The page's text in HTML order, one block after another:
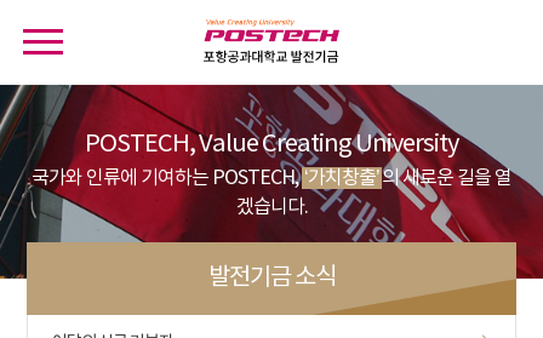
POSTECH, Value Creating University
국가와 인류에 기여하는 POSTECH,‘가치창출’의 새로운 길을 열
겠습니다.
발전기금 소식